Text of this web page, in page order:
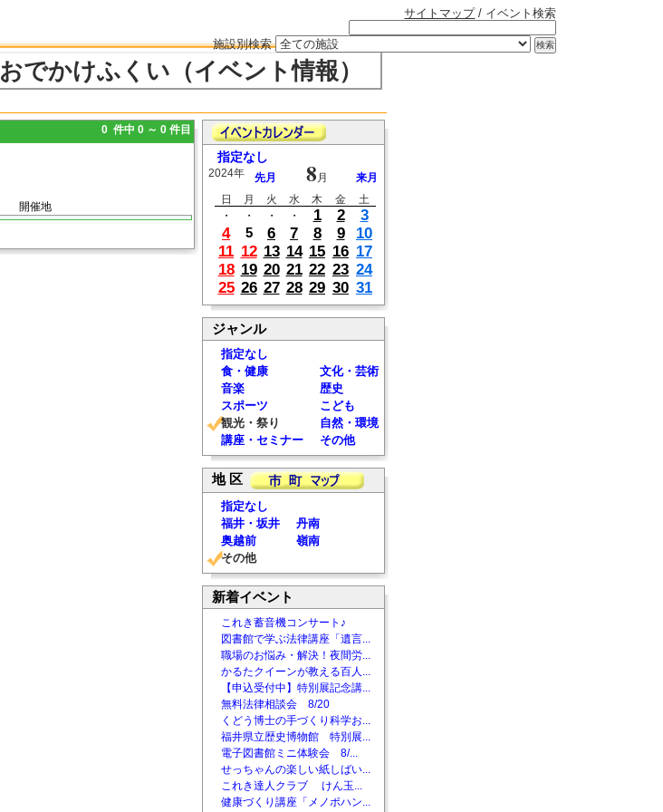
サイトマップ/ イベント検索
施設別検索
おでかけふくい（イベント情報）
0 件中 0 ～ 0 件目
開催地
指定なし
2024年 先月 8 月
来月
日
月 火 水 木 金
土
・
・ ・ ・ 1 2
3
4
5 6 7 8 9
10
11 12 13 14 15 16 17
18 19 20 21 22 23 24
25 26 27 28 29 30 31
ジャンル
指定なし
食・健康
文化・芸術
音楽
歴史
スポーツ
こども
観光・祭り
自然・環境
講座・セミナー
その他
地 区
指定なし
福井・坂井
丹南
奥越前
嶺南
その他
新着イベント
これき蓄音機コンサート♪
図書館で学ぶ法律講座「遺言...
職場のお悩み・解決！夜間労...
かるたクイーンが教える百人...
【申込受付中】特別展記念講...
無料法律相談会 8/20
くどう博士の手づくり科学お...
福井県立歴史博物館 特別展...
電子図書館ミニ体験会 8/...
せっちゃんの楽しい紙しばい...
これき達人クラブ けん玉...
健康づくり講座「メノポハン...